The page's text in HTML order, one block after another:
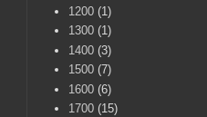
1200 (1)
1300 (1)
1400 (3)
1500 (7)
1600 (6)
1700 (15)